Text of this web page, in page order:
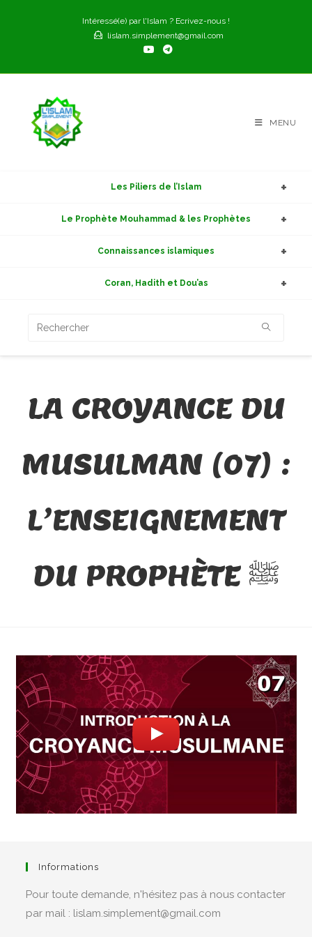
Intéressé(e) par l'Islam ? Ecrivez-nous !
lislam.simplement@gmail.com
MENU
Les Piliers de l’Islam
Le Prophète Mouhammad & les Prophètes
Connaissances islamiques
Coran, Hadith et Dou’as
LA CROYANCE DU
MUSULMAN (07) :
L’ENSEIGNEMENT
DU PROPHÈTE ﷺ
Informations
Pour toute demande, n'hésitez pas à nous contacter
par mail : lislam.simplement@gmail.com